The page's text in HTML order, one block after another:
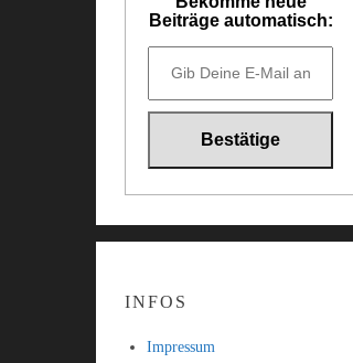
Beiträge automatisch:
INFOS
Impressum